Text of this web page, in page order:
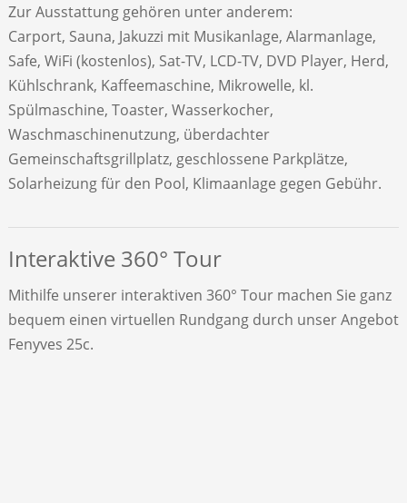
Zur Ausstattung gehören unter anderem:
Carport, Sauna, Jakuzzi mit Musikanlage, Alarmanlage,
Safe, WiFi (kostenlos), Sat-TV, LCD-TV, DVD Player, Herd,
Kühlschrank, Kaffeemaschine, Mikrowelle, kl.
Spülmaschine, Toaster, Wasserkocher,
Waschmaschinenutzung, überdachter
Gemeinschaftsgrillplatz, geschlossene Parkplätze,
Solarheizung für den Pool, Klimaanlage gegen Gebühr.
Interaktive 360° Tour
Mithilfe unserer interaktiven 360° Tour machen Sie ganz
bequem einen virtuellen Rundgang durch unser Angebot
Fenyves 25c.